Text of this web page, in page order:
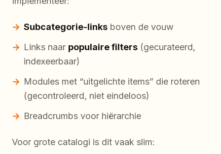
Subcategorie-links boven de vouw
Links naar populaire filters (gecurateerd,
indexeerbaar)
Modules met “uitgelichte items” die roteren
(gecontroleerd, niet eindeloos)
Breadcrumbs voor hiërarchie
Voor grote catalogi is dit vaak slim: